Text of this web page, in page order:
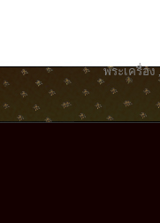
พระเครื่อง ,